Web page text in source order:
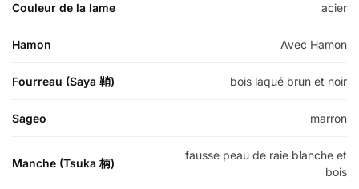
Couleur de la lame acier
Hamon Avec Hamon
Fourreau (Saya 鞘) bois laqué brun et noir
Sageo marron
Manche (Tsuka 柄)
fausse peau de raie blanche et
bois